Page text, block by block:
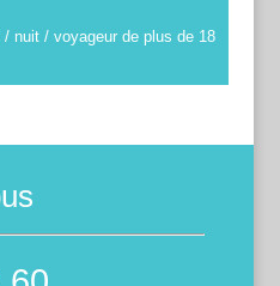
nuit / voyageur de plus de 18